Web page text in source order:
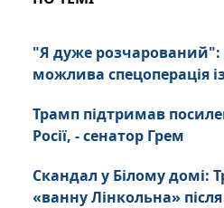
"Я дуже розчарований":
можлива спецоперація
Трамп підтримав
Росії, - сенатор Грем
Скандал у Білому домі:
«ванну Лінкольна»